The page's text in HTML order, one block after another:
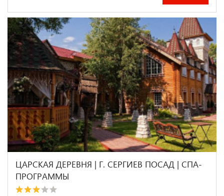
ЦАРСКАЯ ДЕРЕВНЯ | Г. СЕРГИЕВ ПОСАД | СПА-
ПРОГРАММЫ